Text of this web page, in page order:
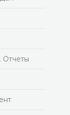
Отчеты